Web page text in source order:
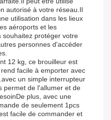
autorisé à votre réseau.Il
utilisation dans les lieux
aéroports et les
souhaitez protéger votre
personnes d'accéder
12 kg, ce brouilleur est
facile à emporter avec
un simple interrupteur
permet de l'allumer et de
plus, avec une
de seulement 1pcs
facile de commander et